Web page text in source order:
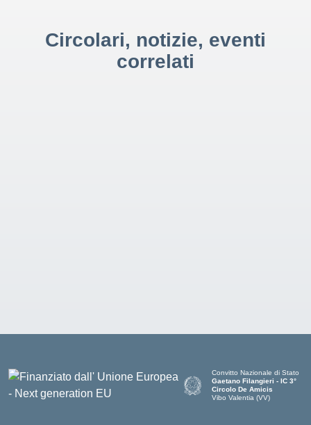
Circolari, notizie, eventi
correlati
Convitto Nazionale di Stato
Gaetano Filangieri - IC 3°
Circolo De Amicis
Vibo Valentia (VV)